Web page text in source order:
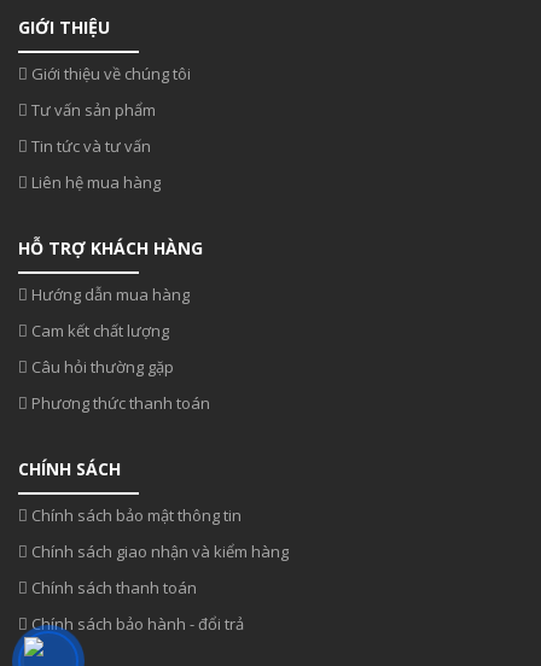
GIỚI THIỆU
Giới thiệu về chúng tôi
Tư vấn sản phẩm
Tin tức và tư vấn
Liên hệ mua hàng
HỖ TRỢ KHÁCH HÀNG
Hướng dẫn mua hàng
Cam kết chất lượng
Câu hỏi thường gặp
Phương thức thanh toán
CHÍNH SÁCH
Chính sách bảo mật thông tin
Chính sách giao nhận và kiểm hàng
Chính sách thanh toán
Chính sách bảo hành - đổi trả